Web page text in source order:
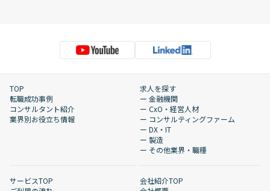
TOP
転職成功事例
コンサルタント紹介
業界別お役立ち情報
求人を探す
ー 金融機関
ー CxO・経営人材
ー コンサルティングファーム
ー DX・IT
ー 製造
ー その他業界・職種
サービスTOP
会社紹介TOP